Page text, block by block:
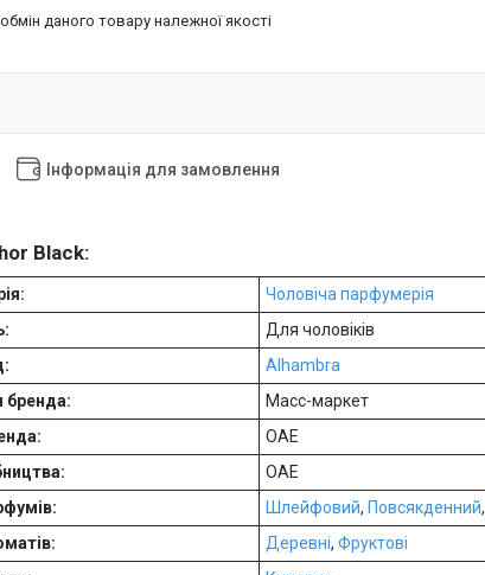
даного товару належної якості
Інформація для замовлення
Black:
Чоловіча парфумерія
Для чоловіків
Alhambra
бренда:
Масс-маркет
ОАЕ
ОАЕ
Шлейфовий, Повсякденний,
Деревні, Фруктові